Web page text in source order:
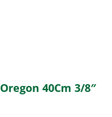
40Cm 3/8″